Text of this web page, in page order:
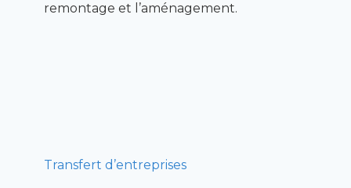
remontage et l’aménagement.
Transfert d’entreprises